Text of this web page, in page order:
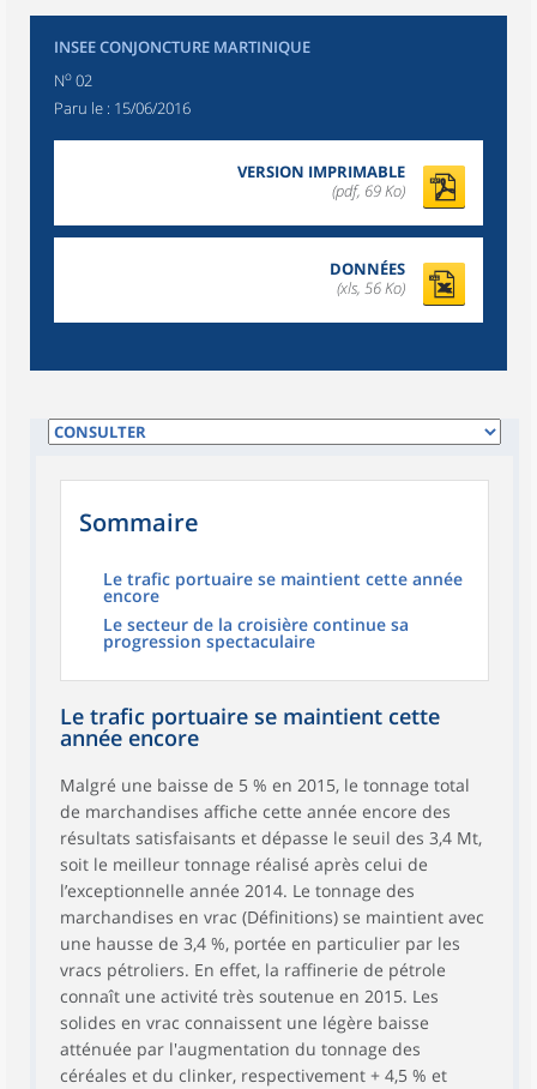
INSEE CONJONCTURE MARTINIQUE
No 02
Paru le : 15/06/2016
VERSION IMPRIMABLE
(pdf, 69 Ko)
DONNÉES
(xls, 56 Ko)
Sommaire
Le trafic portuaire se maintient cette année
encore
Le secteur de la croisière continue sa
progression spectaculaire
Le trafic portuaire se maintient cette
année encore
Malgré une baisse de 5 % en 2015, le tonnage total
de marchandises affiche cette année encore des
résultats satisfaisants et dépasse le seuil des 3,4 Mt,
soit le meilleur tonnage réalisé après celui de
l’exceptionnelle année 2014. Le tonnage des
marchandises en vrac (Définitions) se maintient avec
une hausse de 3,4 %, portée en particulier par les
vracs pétroliers. En effet, la raffinerie de pétrole
connaît une activité très soutenue en 2015. Les
solides en vrac connaissent une légère baisse
atténuée par l'augmentation du tonnage des
céréales et du clinker, respectivement + 4,5 % et